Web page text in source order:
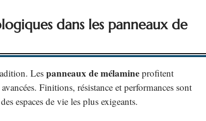
dans les panneaux de
Les panneaux de mélamine profitent
Finitions, résistance et performances sont
espaces de vie les plus exigeants.